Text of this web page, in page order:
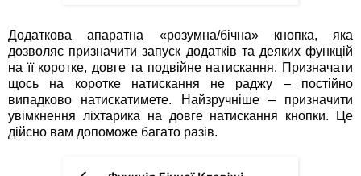
Додаткова апаратна «розумна/бічна» кнопка, яка
дозволяє призначити запуск додатків та деяких функцій
на її коротке, довге та подвійне натискання. Призначати
щось на коротке натискання не раджу – постійно
випадково натискатимете. Найзручніше – призначити
увімкнення ліхтарика на довге натискання кнопки. Це
дійсно вам допоможе багато разів.